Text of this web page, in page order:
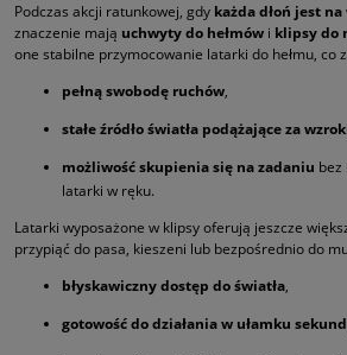
Podczas akcji ratunkowej, gdy każda dłoń jest na
znaczenie mają uchwyty do hełmów i klipsy do
one stabilne przymocowanie latarki do hełmu, co
pełną swobodę ruchów,
stałe źródło światła podążające za
możliwość skupienia się na zadaniu bez
latarki w ręku.
Latarki wyposażone w klipsy oferują jeszcze
przypiąć do pasa, kieszeni lub bezpośrednio do
błyskawiczny dostęp do światła,
gotowość do działania w ułamku